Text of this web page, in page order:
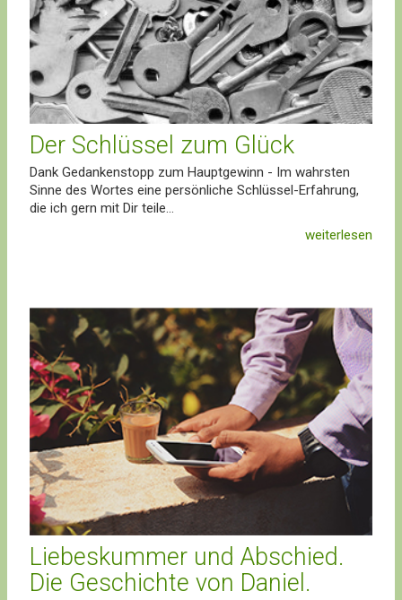
Der Schlüssel zum Glück
Dank Gedankenstopp zum Hauptgewinn - Im wahrsten
Sinne des Wortes eine persönliche Schlüssel-Erfahrung,
die ich gern mit Dir teile...
weiterlesen
Liebeskummer und Abschied.
Die Geschichte von Daniel.